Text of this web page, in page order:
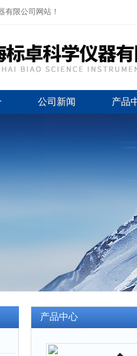
有限公司网站！
公司新闻 产品
产品中心